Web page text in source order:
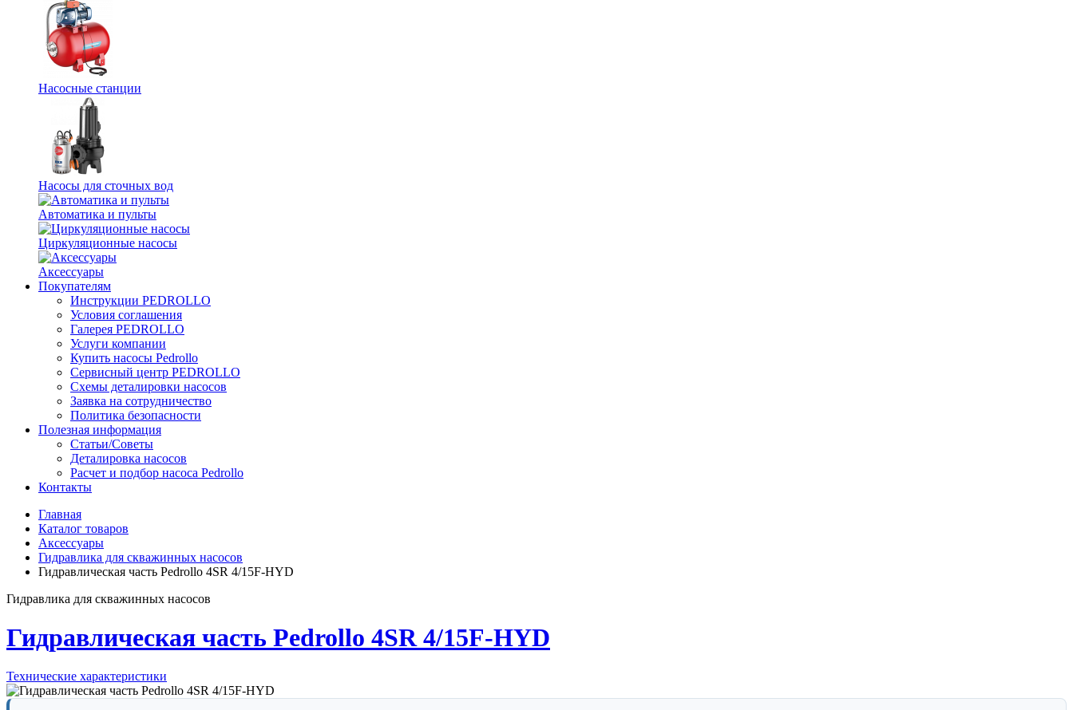
Насосные станции
Насосы для сточных вод
Автоматика и пульты
Циркуляционные насосы
Аксессуары
Покупателям
Инструкции PEDROLLO
Условия соглашения
Галерея PEDROLLO
Услуги компании
Купить насосы Pedrollo
Сервисный центр PEDROLLO
Схемы деталировки насосов
Заявка на сотрудничество
Политика безопасности
Полезная информация
Статьи/Советы
Деталировка насосов
Расчет и подбор насоса Pedrollo
Контакты
Главная
Каталог товаров
Аксессуары
Гидравлика для скважинных насосов
Гидравлическая часть Pedrollo 4SR 4/15F-HYD
Гидравлика для скважинных насосов
Гидравлическая часть Pedrollo 4SR 4/15F-HYD
Технические характеристики